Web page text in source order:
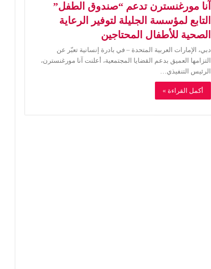
آنا مورغنسترن تدعم “صندوق الطفل”
التابع لمؤسسة الجليلة لتوفير الرعاية
الصحية للأطفال المحتاجين
دبي، الإمارات العربية المتحدة – في بادرة إنسانية تعبّر عن
التزامها العميق بدعم القضايا المجتمعية، أعلنت آنا مورغنسترن،
الرئيس التنفيذي…
أكمل القراءة »